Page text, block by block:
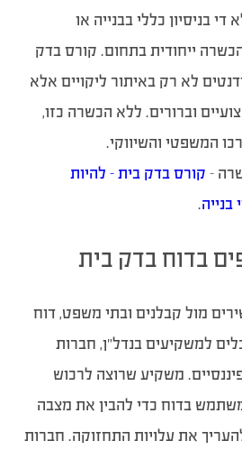
בניסיון כללי בבנייה או
ייחודית בתחום. קורס בדק
לא רק באיתור ליקויים אלא
וברורים. ללא הכשרה כזו,
המשפטי והשיווקי.
– קורס בדק בית – להיות
בנייה.
בדוח בדק בית
מול קבלנים ובתי משפט, דוח
למשקיעים בנדל״ן, חברות
משקיע שרוצה לרכוש
בדוח כדי להבין את מצבה
את עלויות התחזוקה. חברות